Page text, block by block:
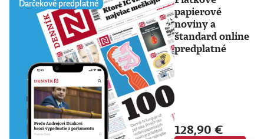
Darčekové predplatné
papierové
noviny a
štandard online
predplatné
128,90 €